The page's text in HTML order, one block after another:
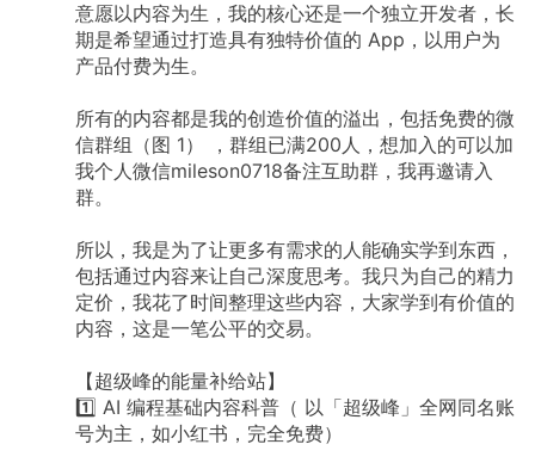
意愿以内容为生，我的核心还是一个独立开发者，长
期是希望通过打造具有独特价值的 App，以用户为
产品付费为生。
所有的内容都是我的创造价值的溢出，包括免费的微
信群组（图 1） ，群组已满200人，想加入的可以加
我个人微信mileson0718备注互助群，我再邀请入
群。
所以，我是为了让更多有需求的人能确实学到东西，
包括通过内容来让自己深度思考。我只为自己的精力
定价，我花了时间整理这些内容，大家学到有价值的
内容，这是一笔公平的交易。
【超级峰的能量补给站】
1️⃣ AI 编程基础内容科普（ 以「超级峰」全网同名账
号为主，如小红书，完全免费）